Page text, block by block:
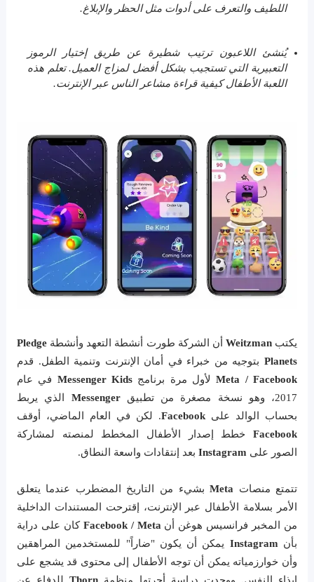
اللطيف والتعرف على أدوات مثل الحظر والإبلاغ.
يُنشئ اللاعبون ترتيب شطيرة عن طريق إختيار الرموز
التعبيرية التي تستجيب بشكل أفضل لمزاج العميل. تعلم هذه
اللعبة الأطفال كيفية قراءة مشاعر الناس عبر الإنترنت.
يكتبWeitzman أن الشركة طورت أنشطة التعهد وأنشطة Pledge
Planetsبتوجيه من خبراء في أمان الإنترنت وتنمية الطفل. قدم
Meta / Facebookلأول مرة برنامج Messenger Kids في عام
2017، وهو نسخة مصغرة من تطبيق
Messenger
الذي يربط
بحساب الوالد على Facebook. لكن في العام الماضي، أوقف
Facebook
خطط إصدار الأطفال المخطط لمنصته لمشاركة
الصور على Instagram بعد إنتقادات واسعة النطاق.
تتمتع منصات Meta بشيء من التاريخ المضطرب عندما يتعلق
الأمر بسلامة الأطفال عبر الإنترنت، إقترحت المستندات الداخلية
من المخبر فرانسيس هوغن أن Facebook / Meta كان على دراية
بأن Instagram يمكن أن يكون "ضاراً" للمستخدمين المراهقين
وأن خوارزمياته يمكن أن توجه الأطفال إلى محتوى قد يشجع على